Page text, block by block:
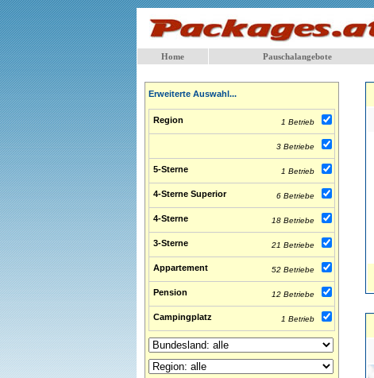
Home Pauschalangebote
Erweiterte Auswahl...
Region 1 Betrieb
3 Betriebe
5-Sterne 1 Betrieb
4-Sterne Superior 6 Betriebe
4-Sterne 18 Betriebe
3-Sterne 21 Betriebe
Appartement 52 Betriebe
Pension 12 Betriebe
Campingplatz 1 Betrieb